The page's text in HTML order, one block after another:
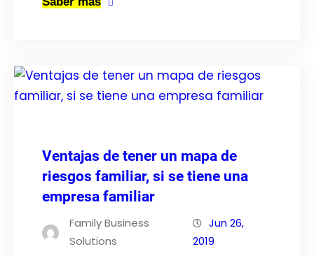
Ventajas de tener un mapa de
riesgos familiar, si se tiene una
empresa familiar
Family Business
Solutions
Jun 26,
2019